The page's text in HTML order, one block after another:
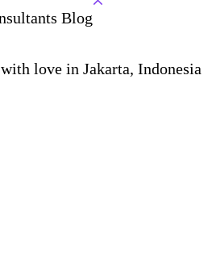
Blog
love in Jakarta, Indonesia